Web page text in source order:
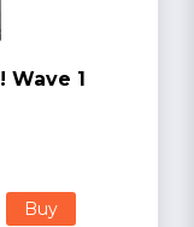
Wave 1
Buy